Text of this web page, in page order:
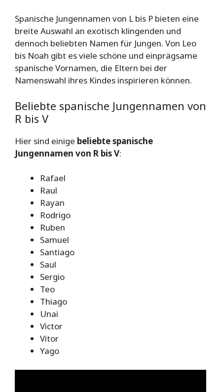
Spanische Jungennamen von L bis P bieten eine
breite Auswahl an exotisch klingenden und
dennoch beliebten Namen für Jungen. Von Leo
bis Noah gibt es viele schöne und einprägsame
spanische Vornamen, die Eltern bei der
Namenswahl ihres Kindes inspirieren können.
Beliebte spanische Jungennamen von
R bis V
Hier sind einige beliebte spanische
Jungennamen von R bis V:
Rafael
Raul
Rayan
Rodrigo
Ruben
Samuel
Santiago
Saul
Sergio
Teo
Thiago
Unai
Victor
Vitor
Yago